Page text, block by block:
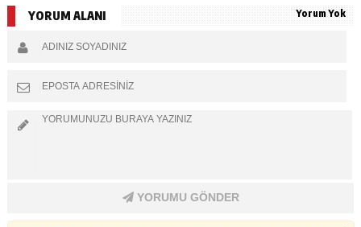
YORUM ALANI Yorum Yok
YORUMU GÖNDER